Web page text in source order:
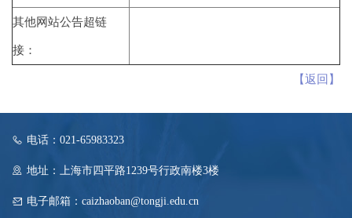
其他网站公告超链
接：
【返回】
电话：021-65983323
地址：上海市四平路1239号行政南楼3楼
电子邮箱：caizhaoban@tongji.edu.cn